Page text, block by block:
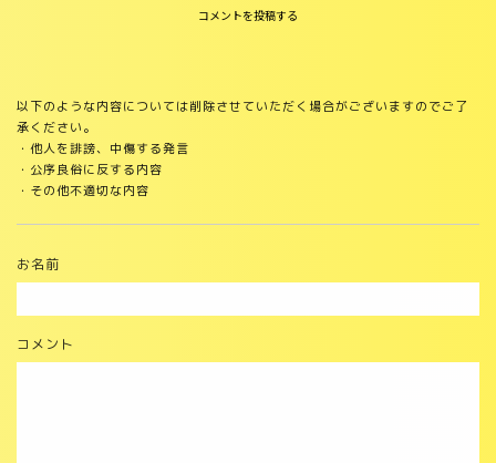
コメントを投稿する
以下のような内容については削除させていただく場合がございますのでご了
承ください。
・他人を誹謗、中傷する発言
・公序良俗に反する内容
・その他不適切な内容
お名前
コメント